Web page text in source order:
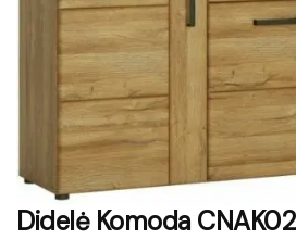
Didelė Komoda CNAK02